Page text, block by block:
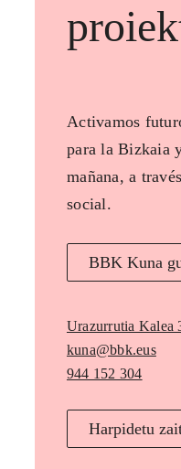
Activamos
para la Bizkaia
mañana, a
social.
BBK Kuna
Urazurrutia Kalea
kuna@bbk.eus
944 152 304
Harpidetu